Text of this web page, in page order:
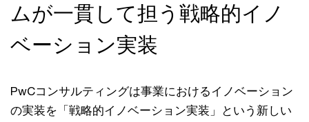
ムが一貫して担う戦略的イノ
ベーション実装
PwCコンサルティングは事業におけるイノベーション
の実装を「戦略的イノベーション実装」という新しい